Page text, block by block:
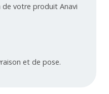
de votre produit Anavi
et de pose.